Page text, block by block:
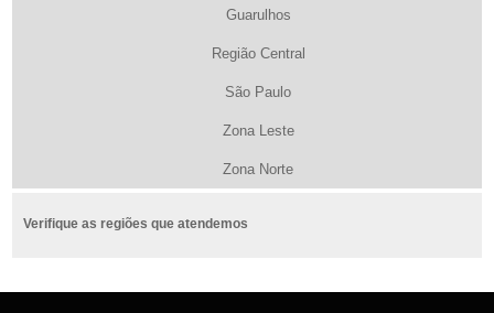
Guarulhos
Região Central
São Paulo
Zona Leste
Zona Norte
Verifique as regiões que atendemos